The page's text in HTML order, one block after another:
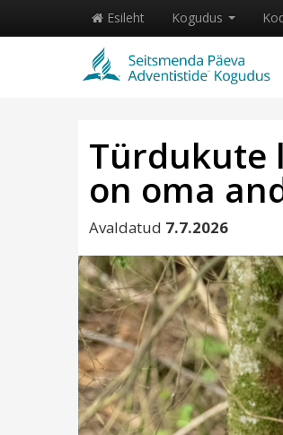
Esileht Kogudus
Türdukute
on oma
Avaldatud 7.7.2026